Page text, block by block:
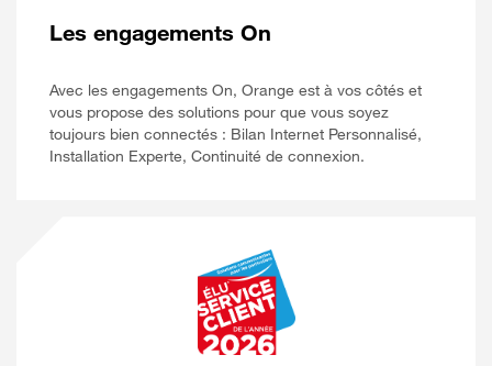
Les engagements On
Avec les engagements On, Orange est à vos côtés et
vous propose des solutions pour que vous soyez
toujours bien connectés : Bilan Internet Personnalisé,
Installation Experte, Continuité de connexion.